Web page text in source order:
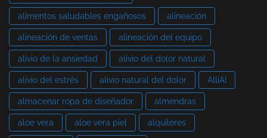
alimentos saludables engañosos alineación
alineación de ventas alineación del equipo
alivio de la ansiedad alivio del dolor natural
alivio del estrés alivio natural del dolor AlliAI
almacenar ropa de diseñador almendras
aloe vera aloe vera piel alquileres